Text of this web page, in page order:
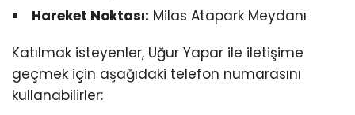
Hareket Noktası: Milas Atapark Meydanı
Katılmak isteyenler, Uğur Yapar ile iletişime
geçmek için aşağıdaki telefon numarasını
kullanabilirler: